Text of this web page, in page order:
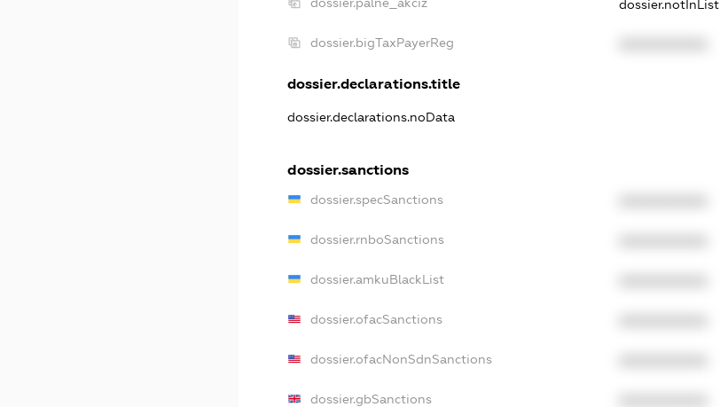
dossier.notInList
dossier.bigTaxPayerReg
dossier.declarations.title
dossier.declarations.noData
dossier.sanctions
dossier.specSanctions
dossier.rnboSanctions
dossier.amkuBlackList
dossier.ofacSanctions
dossier.ofacNonSdnSanctions
dossier.gbSanctions